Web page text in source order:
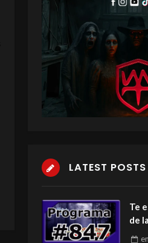
LATEST POSTS
Te
de